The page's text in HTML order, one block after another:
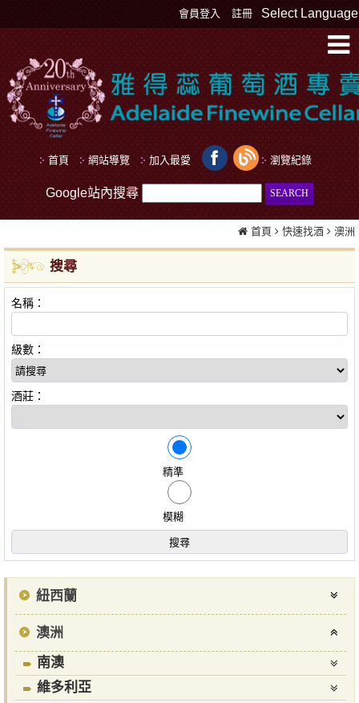
Select Language
會員登入 註冊
首頁 網站導覽 加入最愛 瀏覽紀錄
Google站內搜尋
首頁 快速找酒 澳洲
搜尋
名稱：
級數：
酒莊：
精準
模糊
紐西蘭
澳洲
南澳
維多利亞